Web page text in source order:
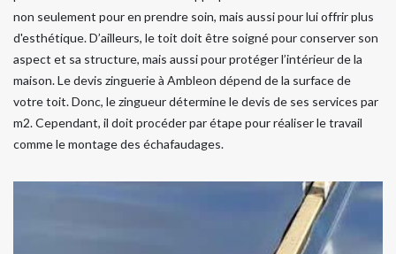
non seulement pour en prendre soin, mais aussi pour lui offrir plus
d'esthétique. D’ailleurs, le toit doit être soigné pour conserver son
aspect et sa structure, mais aussi pour protéger l’intérieur de la
maison. Le devis zinguerie à Ambleon dépend de la surface de
votre toit. Donc, le zingueur détermine le devis de ses services par
m2. Cependant, il doit procéder par étape pour réaliser le travail
comme le montage des échafaudages.